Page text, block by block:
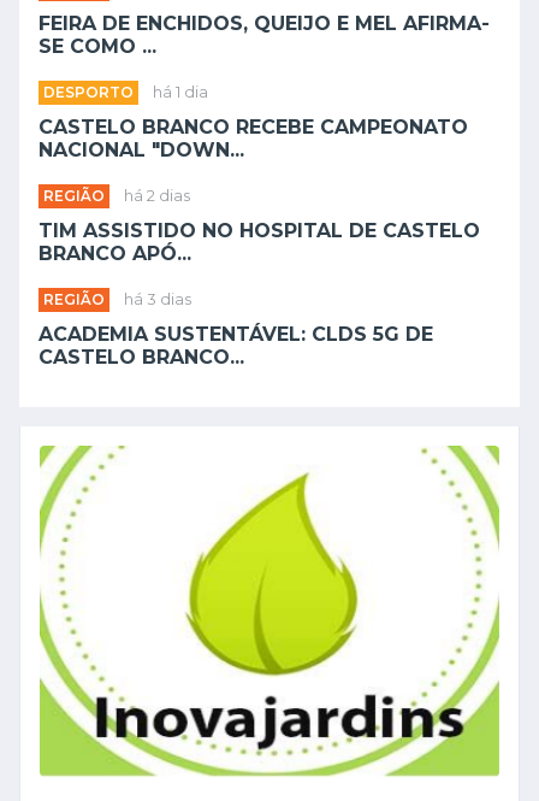
FEIRA DE ENCHIDOS, QUEIJO E MEL AFIRMA-
SE COMO ...
DESPORTO há 1 dia
CASTELO BRANCO RECEBE CAMPEONATO
NACIONAL "DOWN...
REGIÃO há 2 dias
TIM ASSISTIDO NO HOSPITAL DE CASTELO
BRANCO APÓ...
REGIÃO há 3 dias
ACADEMIA SUSTENTÁVEL: CLDS 5G DE
CASTELO BRANCO...